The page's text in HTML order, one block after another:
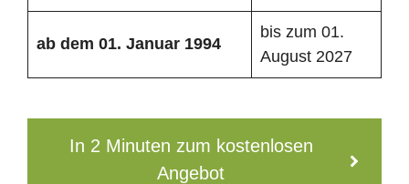
ab dem 01. Januar 1994
bis zum 01.
August 2027
In 2 Minuten zum kostenlosen
Angebot